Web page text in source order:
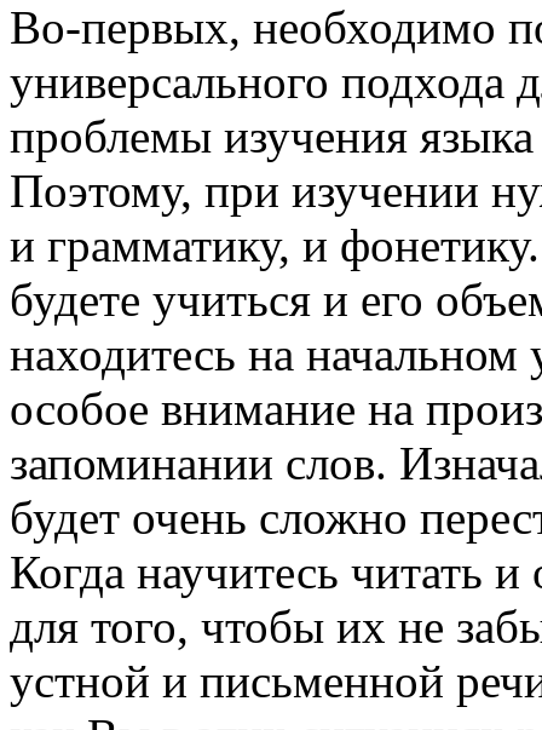
Во-первых, необходимо
универсального подхода
проблемы изучения
Поэтому, при изучении
и грамматику, и
будете учиться и его
находитесь на начальном
особое внимание на
запоминании слов.
будет очень сложно
Когда научитесь читать
для того, чтобы их не
устной и письменной